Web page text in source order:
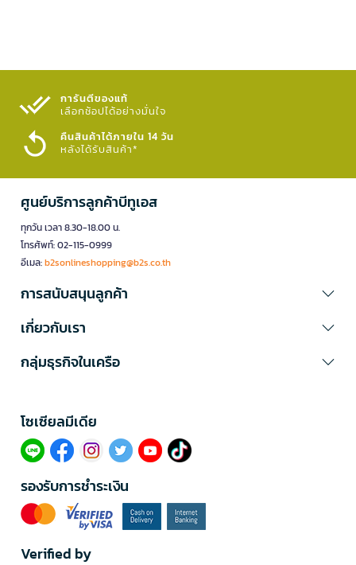
การันตีของแท้
เลือกช้อปได้อย่างมั่นใจ​
คืนสินค้าได้ภายใน 14 วัน
หลังได้รับสินค้า*
ศูนย์บริการลูกค้าบีทูเอส
ทุกวัน เวลา 8.30-18.00 น.
โทรศัพท์: 02-115-0999
อีเมล:b2sonlineshopping@b2s.co.th
การสนับสนุนลูกค้า
เกี่ยวกับเรา
กลุ่มธุรกิจในเครือ
โซเซียลมีเดีย​
รองรับการชำระเงิน
Verified by